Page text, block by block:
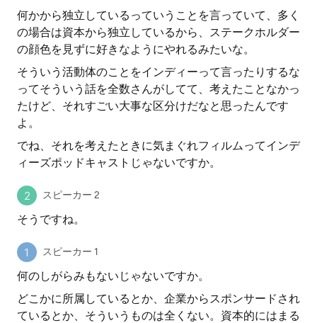
何かから独立しているっていうことを言っていて、多く
の場合は資本から独立しているから、ステークホルダー
の顔色を見ずに好きなようにやれるみたいな。
そういう活動体のことをインディーって言ったりするな
ってそういう話を全数さんがしてて、考えたことなかっ
たけど、それすごい大事な区分けだなと思ったんです
よ。
でね、それを考えたときに気まぐれフィルムってインデ
ィーズポッドキャストじゃないですか。
スピーカー 2
そうですね。
スピーカー 1
何のしがらみもないじゃないですか。
どこかに所属しているとか、企業からスポンサードされ
ているとか、そういうものは全くない。資本的にはまる